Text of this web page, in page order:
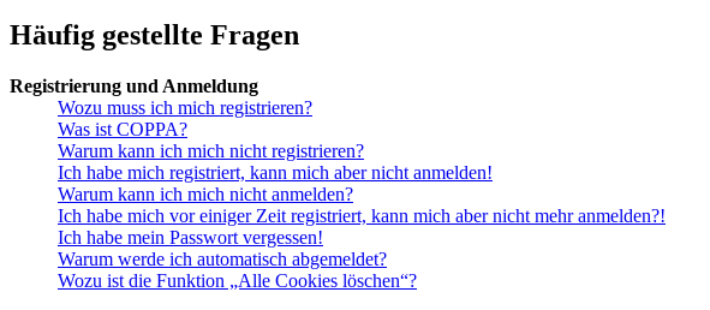
Häufig gestellte Fragen
Registrierung und Anmeldung
Wozu muss ich mich registrieren?
Was ist COPPA?
Warum kann ich mich nicht registrieren?
Ich habe mich registriert, kann mich aber nicht anmelden!
Warum kann ich mich nicht anmelden?
Ich habe mich vor einiger Zeit registriert, kann mich aber nicht mehr anmelden?!
Ich habe mein Passwort vergessen!
Warum werde ich automatisch abgemeldet?
Wozu ist die Funktion „Alle Cookies löschen“?